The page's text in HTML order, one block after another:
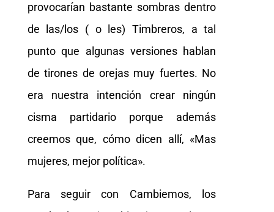
provocarían bastante sombras dentro
de las/los ( o les) Timbreros, a tal
punto que algunas versiones hablan
de tirones de orejas muy fuertes. No
era nuestra intención crear ningún
cisma partidario porque además
creemos que, cómo dicen allí, «Mas
mujeres, mejor política».
Para seguir con Cambiemos, los